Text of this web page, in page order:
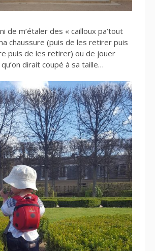
de m’étaler des « cailloux pa’tout
chaussure (puis de les retirer puis
puis de les retirer) ou de jouer
dirait coupé à sa taille…